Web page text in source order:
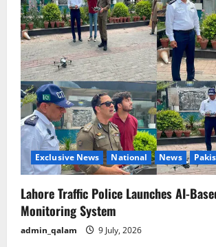
g
a
t
i
o
n
Exclusive News National News
Lahore Traffic Police Launches AI-
Monitoring System
admin_qalam 9 July, 2026